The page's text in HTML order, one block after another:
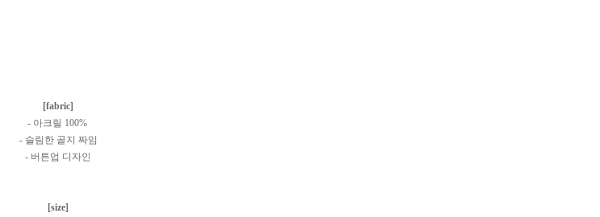
[fabric]
- 아크릴 100%
- 슬림한 골지 짜임
- 버튼업 디자인
[size]